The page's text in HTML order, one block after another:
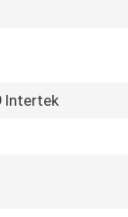
Intertek